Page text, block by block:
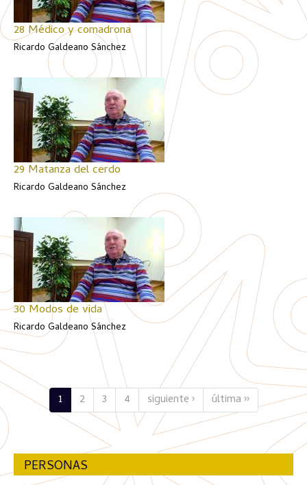
28 Médico y comadrona
Ricardo Galdeano Sánchez
29 Matanza del cerdo
Ricardo Galdeano Sánchez
30 Modos de vida
Ricardo Galdeano Sánchez
1 2 3 4 siguiente › última ››
PERSONAS